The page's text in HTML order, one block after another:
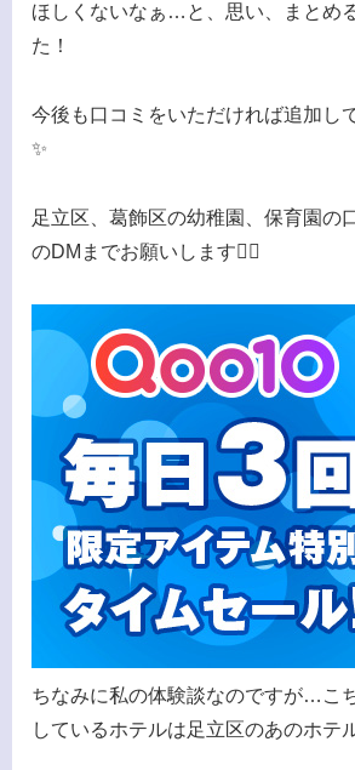
ほしくないなぁ…と、思い、まとめ
た！
今後も口コミをいただければ追加し
✨
足立区、葛飾区の幼稚園、保育園の
のDMまでお願いします🙇‍♀️
ちなみに私の体験談なのですが…こ
しているホテルは足立区のあのホテ